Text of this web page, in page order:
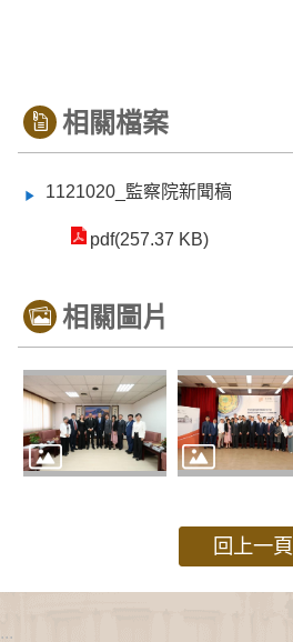
相關檔案
1121020_監察院新聞稿
pdf(257.37 KB)
相關圖片
回上一頁